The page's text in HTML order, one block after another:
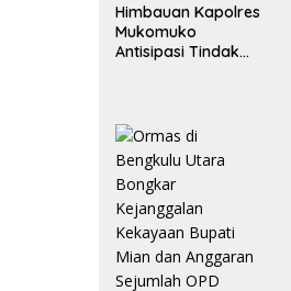
Himbauan Kapolres
Mukomuko
Antisipasi Tindak